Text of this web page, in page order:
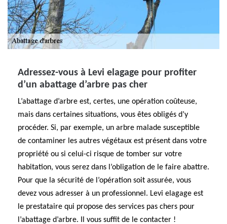
Adressez-vous à Levi elagage pour profiter
d’un abattage d’arbre pas cher
L’abattage d’arbre est, certes, une opération coûteuse,
mais dans certaines situations, vous êtes obligés d’y
procéder. Si, par exemple, un arbre malade susceptible
de contaminer les autres végétaux est présent dans votre
propriété ou si celui-ci risque de tomber sur votre
habitation, vous serez dans l’obligation de le faire abattre.
Pour que la sécurité de l’opération soit assurée, vous
devez vous adresser à un professionnel. Levi elagage est
le prestataire qui propose des services pas chers pour
l’abattage d’arbre. Il vous suffit de le contacter !